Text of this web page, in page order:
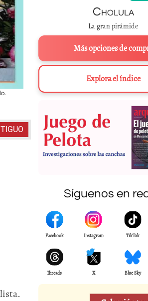
San Juan mayor. Interior durante la
Cholula
La gran pirámide
Más opciones de
Explora el índice
Síguenos en
Facebook Instagram TikTok
Threads X Blue Sky